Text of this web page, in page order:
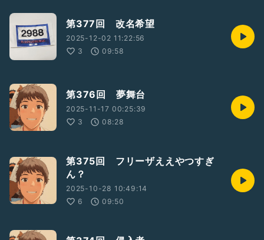
第377回 改名希望
2025-12-02 11:22:56
3
09:58
第376回 夢舞台
2025-11-17 00:25:39
3
08:28
第375回 フリーザええやつすぎ
ん？
2025-10-28 10:49:14
6
09:50